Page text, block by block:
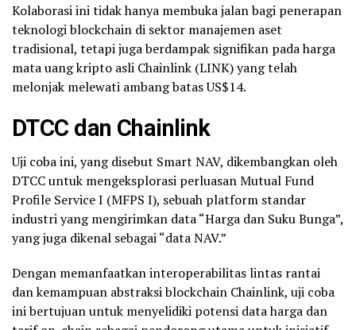
Kolaborasi ini tidak hanya membuka jalan bagi penerapan
teknologi blockchain di sektor manajemen aset
tradisional, tetapi juga berdampak signifikan pada harga
mata uang kripto asli Chainlink (LINK) yang telah
melonjak melewati ambang batas US$14.
DTCC dan Chainlink
Uji coba ini, yang disebut Smart NAV, dikembangkan oleh
DTCC untuk mengeksplorasi perluasan Mutual Fund
Profile Service I (MFPS I), sebuah platform standar
industri yang mengirimkan data “Harga dan Suku Bunga”,
yang juga dikenal sebagai “data NAV.”
Dengan memanfaatkan interoperabilitas lintas rantai
dan kemampuan abstraksi blockchain Chainlink, uji coba
ini bertujuan untuk menyelidiki potensi data harga dan